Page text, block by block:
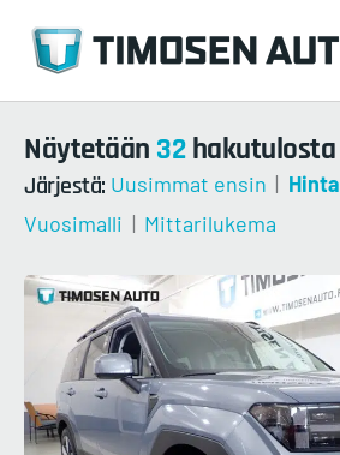
Näytetään 32hakutulosta
Järjestä: Uusimmat ensin | Hinta
Vuosimalli | Mittarilukema